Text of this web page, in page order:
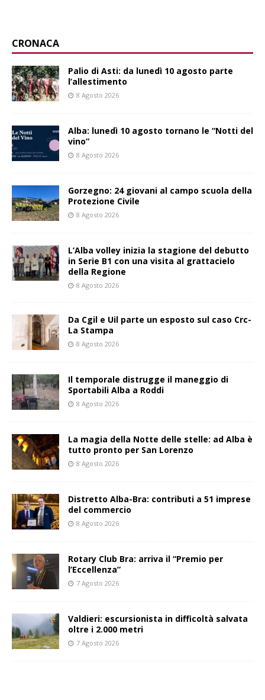
CRONACA
Palio di Asti: da lunedì 10 agosto parte
l’allestimento
8 Agosto 2026
Alba: lunedì 10 agosto tornano le “Notti del
vino”
8 Agosto 2026
Gorzegno: 24 giovani al campo scuola della
Protezione Civile
8 Agosto 2026
L’Alba volley inizia la stagione del debutto
in Serie B1 con una visita al grattacielo
della Regione
8 Agosto 2026
Da Cgil e Uil parte un esposto sul caso Crc-
La Stampa
8 Agosto 2026
Il temporale distrugge il maneggio di
Sportabili Alba a Roddi
8 Agosto 2026
La magia della Notte delle stelle: ad Alba è
tutto pronto per San Lorenzo
8 Agosto 2026
Distretto Alba-Bra: contributi a 51 imprese
del commercio
8 Agosto 2026
Rotary Club Bra: arriva il “Premio per
l’Eccellenza”
7 Agosto 2026
Valdieri: escursionista in difficoltà salvata
oltre i 2.000 metri
7 Agosto 2026